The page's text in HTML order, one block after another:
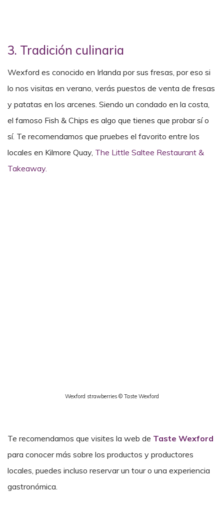
3. Tradición culinaria
Wexford es conocido en Irlanda por sus fresas, por eso si
lo nos visitas en verano, verás puestos de venta de fresas
y patatas en los arcenes. Siendo un condado en la costa,
el famoso Fish & Chips es algo que tienes que probar sí o
sí. Te recomendamos que pruebes el favorito entre los
locales en Kilmore Quay, The Little Saltee Restaurant &
Takeaway.
Wexford strawberries © Taste Wexford
Te recomendamos que visites la web de Taste Wexford
para conocer más sobre los productos y productores
locales, puedes incluso reservar un tour o una experiencia
gastronómica.